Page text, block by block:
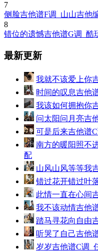
7
侧脸吉他谱F调_山山吉他
8
错位的遗憾吉他谱G调_酷
最新更新
我就不该爱上你
时间的叹息吉他
我该如何拥抱你
问太阳问月亮吉
可是后来吉他谱
南方的暖阳照不
配
山风山风等等我
错过花开错过叶
此情一直在心间
我不该动情吉他
踏马寻花向自由
听哭了自己吉他
岁岁吉他谱C调_